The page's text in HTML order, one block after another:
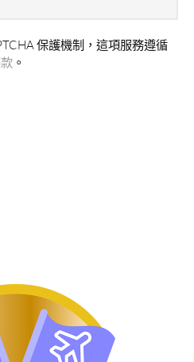
保護機制，這項服務遵循
。